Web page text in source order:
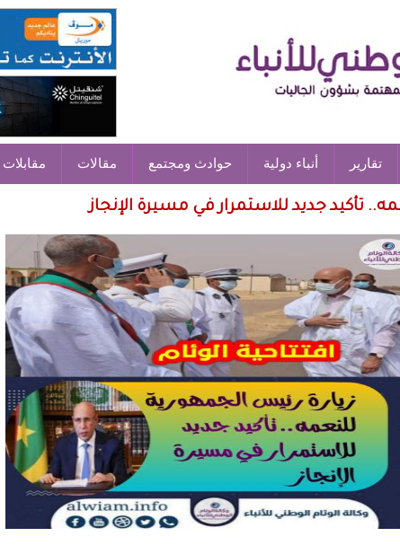
تقارير أنباء دولية حوادث ومجتمع مقالات مقابلات
تأكيد جديد للاستمرار في مسيرة الإنجاز